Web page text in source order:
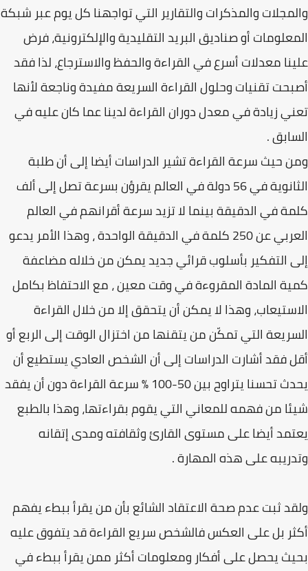
والمجلات والمذكرات والتقارير التي تواجهنا كل يوم عبر شبكة
المعلومات أو صناديق البريد التقليدية والإلكترونية، فرض
علينا معدلات أسرع في القراءة والحفظ والاسترجاع، لذا فقد
أصبحت تقنيات وحلول القراءة السريعة مفيدة وناجعة لأنها
تعني زيادة في معدل دوران القراءة لدينا عما كان عليه في
السابق .
ومن حيث سرعة القراءة تشير الدراسات أيضا إلى أن طلبة
الثانوية في 56 دولة في العالم يقرؤن بسرعة تصل إلى ألف
كلمة في الدقيقة بينما لا تزيد سرعة أقرانهم في العالم
العربي عن 250 كلمة في الدقيقة الواحدة ، وهذا الأمر يدعو
إلى التفكير بأسلوب قرائي جديد يمكن من خلاله مضاعفة
كمية المادة المقروءة في وقت معين ، مع الاحتفاظ بكامل
الاستيعاب، وهذا لا يمكن أن يتحقق إلا من خلال القراءة
السريعة التي تمكّن من يتقنها من اختزال الوقت إلى الربع أو
أقل فقد أشارت الدراسات إلى أن الشخص العادي يستطيع أن
يحدث تحسنا يتراوح بين 50-100 % سرعة القراءة دون أن يفقد
شيئا من فهمه للمعاني التي يقوم بقراءتها، وهذا بالطبع
يعتمد أيضا على مستوى القارئ وثقافته ومدى إتقانه
وتدريبه على هذه المهارة .
ولقد ثبت عدم صحة الاعتقاد الشائع بأن من يقرأ ببطء يفهم
أكثر بل على العكس فالشخص سريع القراءة قد يتفوق عليه
بحيث يحصل على أفكار ومعلومات أكثر ممن يقرأ ببطء في